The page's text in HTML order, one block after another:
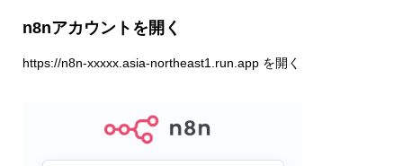
n8nアカウントを開く
https://n8n-xxxxx.asia-northeast1.run.app を開く